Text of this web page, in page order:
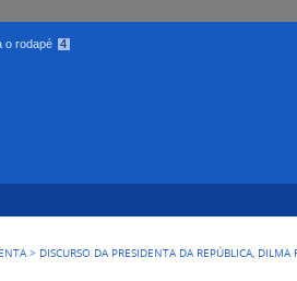
o rodapé 4
> DISCURSO DA PRESIDENTA DA REPÚBLICA,